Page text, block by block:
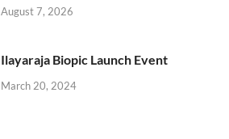
August 7, 2026
Ilayaraja Biopic Launch Event
March 20, 2024